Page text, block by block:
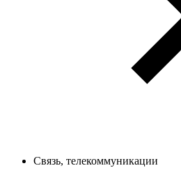
Связь, телекоммуникации